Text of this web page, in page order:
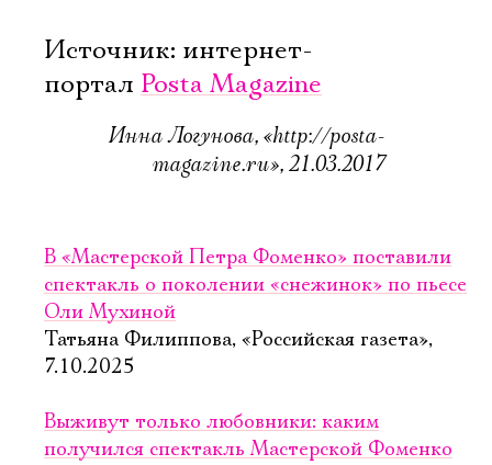
Источник: интернет-
портал Posta Magazine
Инна Логунова, «http://posta-
magazine.ru», 21.03.2017
В «Мастерской Петра Фоменко» поставили
спектакль о поколении «снежинок» по пьесе
Оли Мухиной
Татьяна Филиппова, «Российская газета»,
7.10.2025
Выживут только любовники: каким
получился спектакль Мастерской Фоменко